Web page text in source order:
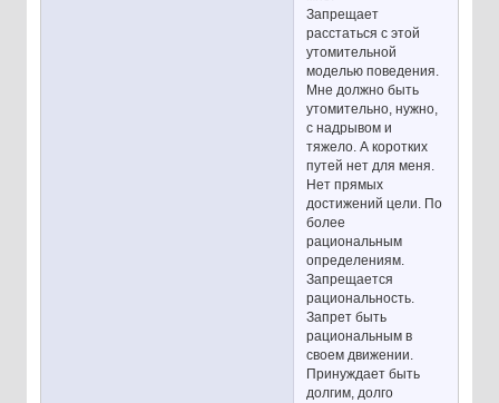
Запрещает
расстаться с этой
утомительной
моделью поведения.
Мне должно быть
утомительно, нужно,
с надрывом и
тяжело. А коротких
путей нет для меня.
Нет прямых
достижений цели. По
более
рациональным
определениям.
Запрещается
рациональность.
Запрет быть
рациональным в
своем движении.
Принуждает быть
долгим, долго